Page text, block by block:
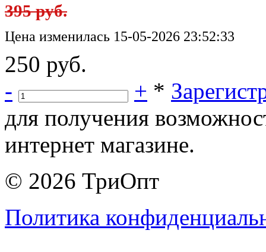
395 руб.
Цена изменилась 15-05-2026 23:52:33
250 руб.
-
+ *
для получения
интернет магазине.
© 2026 ТриОпт
Политика